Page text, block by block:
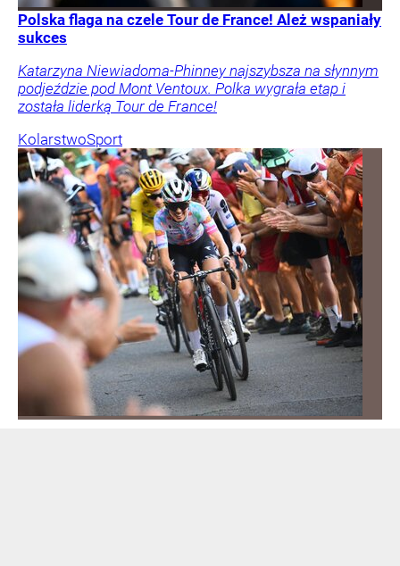
Polska flaga na czele Tour de France! Ależ wspaniały
sukces
Katarzyna Niewiadoma-Phinney najszybsza na słynnym
podjeździe pod Mont Ventoux. Polka wygrała etap i
została liderką Tour de France!
KolarstwoSport